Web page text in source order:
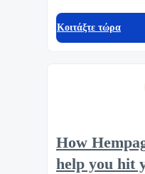
Κοιτάξτε τώρα
How
help you hit